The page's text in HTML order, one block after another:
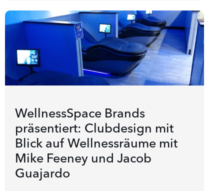
WellnessSpace Brands
präsentiert: Clubdesign mit
Blick auf Wellnessräume mit
Mike Feeney und Jacob
Guajardo